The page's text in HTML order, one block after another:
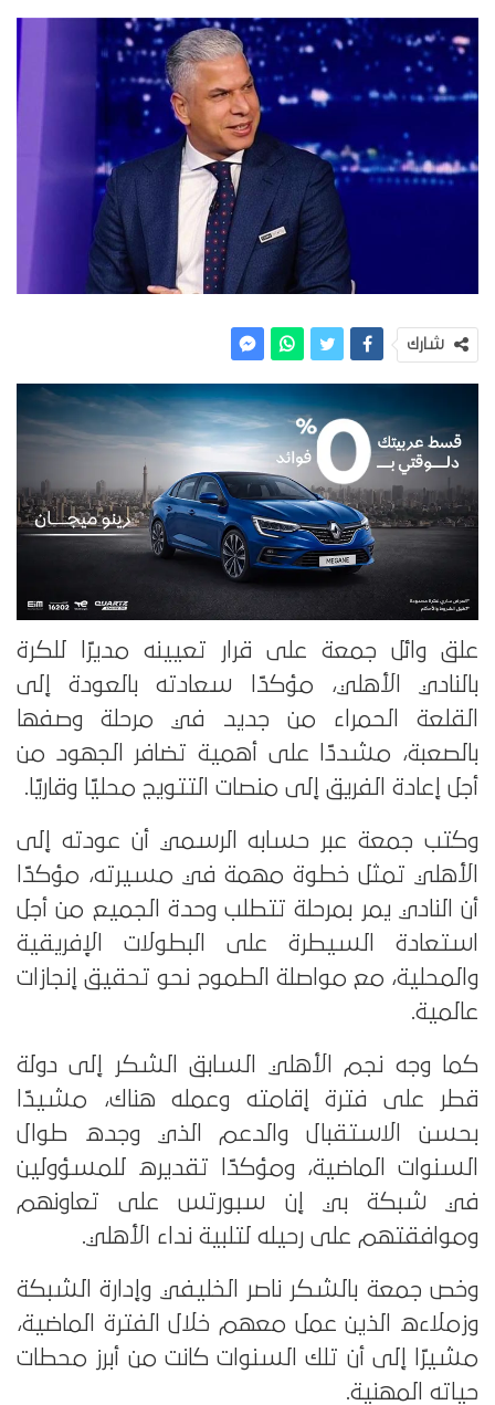
شارك
علق وائل جمعة على قرار تعيينه مديرًا للكرة
بالنادي الأهلي، مؤكدًا سعادته بالعودة إلى
القلعة الحمراء من جديد في مرحلة وصفها
بالصعبة، مشددًا على أهمية تضافر الجهود من
أجل إعادة الفريق إلى منصات التتويج محليًا وقاريًا.
وكتب جمعة عبر حسابه الرسمي أن عودته إلى
الأهلي تمثل خطوة مهمة في مسيرته، مؤكدًا
أن النادي يمر بمرحلة تتطلب وحدة الجميع من أجل
استعادة السيطرة على البطولات الإفريقية
والمحلية، مع مواصلة الطموح نحو تحقيق إنجازات
عالمية.
كما وجه نجم الأهلي السابق الشكر إلى دولة
قطر على فترة إقامته وعمله هناك، مشيدًا
بحسن الاستقبال والدعم الذي وجده طوال
السنوات الماضية، ومؤكدًا تقديره للمسؤولين
في شبكة بي إن سبورتس على تعاونهم
وموافقتهم على رحيله لتلبية نداء الأهلي.
وخص جمعة بالشكر ناصر الخليفي وإدارة الشبكة
وزملاءه الذين عمل معهم خلال الفترة الماضية،
مشيرًا إلى أن تلك السنوات كانت من أبرز محطات
حياته المهنية.